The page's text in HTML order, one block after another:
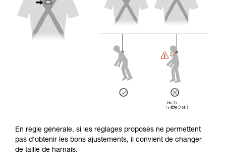
En règle générale, si les réglages proposés ne permettent
pas d'obtenir les bons ajustements, il convient de changer
de taille de harnais.